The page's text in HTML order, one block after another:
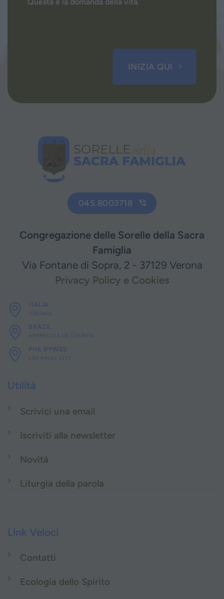
INIZIA QUI
045.8003718
Congregazione delle Sorelle della Sacra
Famiglia
Via Fontane di Sopra, 2 - 37129 Verona
Privacy Policy e Cookies
ITALIA
VERONA
BRAZIL
APARECIDA DE GOIÂNIA
PHILIPPINES
LAS PINAS CITY
Utilità
Scrivici una email
Iscriviti alla newsletter
Novità
Liturgia della parola
Link Veloci
Contatti
Ecologia dello Spirito